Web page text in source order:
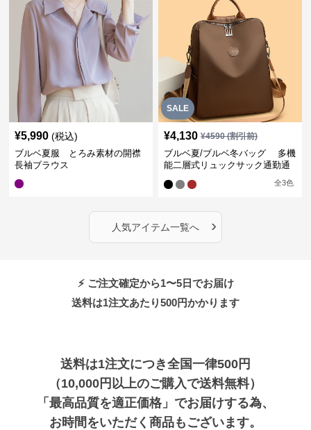
¥5,990 (税込)
ブルベ夏服 とろみ素材の開襟
長袖ブラウス
SALE
¥4,130 ¥4590(割引前)
ブルベ夏/ブルベ冬バッグ 多機
能二層式リュックサック通勤通
全3色
人気アイテム一覧へ ›
⚡ ご注文確定から1〜5日でお届け
送料は1注文あたり500円かかります
送料は1注文につき全国一律500円
（10,000円以上のご購入で送料無料）
「最高品質を適正価格」でお届けする為、
お時間をいただく商品もございます。